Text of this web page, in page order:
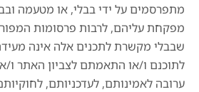
מתפרסמים על ידי בבלי, או מטעמה
מפקחת עליהם, לרבות פרסומות
שבבלי מקשרת לתכנים אלה אינה
לתוכנם ו/או התאמתם לצביון האתר ו/
ערובה לאמינותם, לעדכניותם,